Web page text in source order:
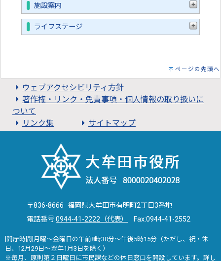
施設案内
ライフステージ
ページの先頭へ
ウェブアクセシビリティ方針
著作権・リンク・免責事項・個人情報の取り扱いに
ついて
リンク集
サイトマップ
〒836-8666 福岡県大牟田市有明町2丁目3番地
電話番号:0944-41-2222（代表） Fax:0944-41-2552
[開庁時間]月曜～金曜日の午前8時30分～午後5時15分（ただし、祝・休
日、12月29日～翌年1月3日を除く）
※毎月、原則第２日曜日に市民課などの休日窓口を開設しています。詳し